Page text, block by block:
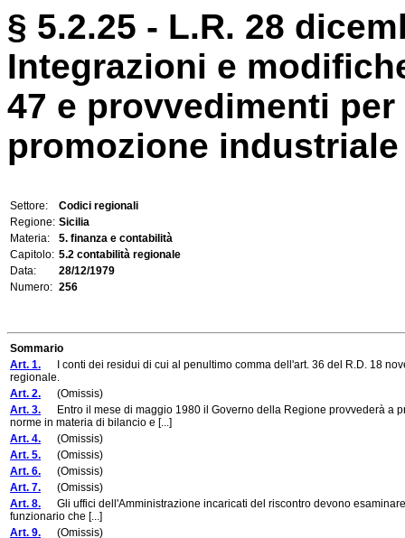
§ 5.2.25 - L.R. 28
Integrazioni e
47 e provvedimenti
promozione industriale
Settore:
Codici regionali
Regione: Sicilia
Materia:
5. finanza e contabilità
Capitolo: 5.2 contabilità regionale
Data:
28/12/1979
Numero: 256
Sommario
Art. 1. I conti dei residui di cui al penultimo comma dell'art. 36 del R.D. 18
regionale.
Art. 2. (Omissis)
Art. 3. Entro il mese di maggio 1980 il Governo della Regione provvederà a
norme in materia di bilancio e [...]
Art. 4. (Omissis)
Art. 5. (Omissis)
Art. 6. (Omissis)
Art. 7. (Omissis)
Art. 8. Gli uffici dell'Amministrazione incaricati del riscontro devono
funzionario che [...]
Art. 9. (Omissis)